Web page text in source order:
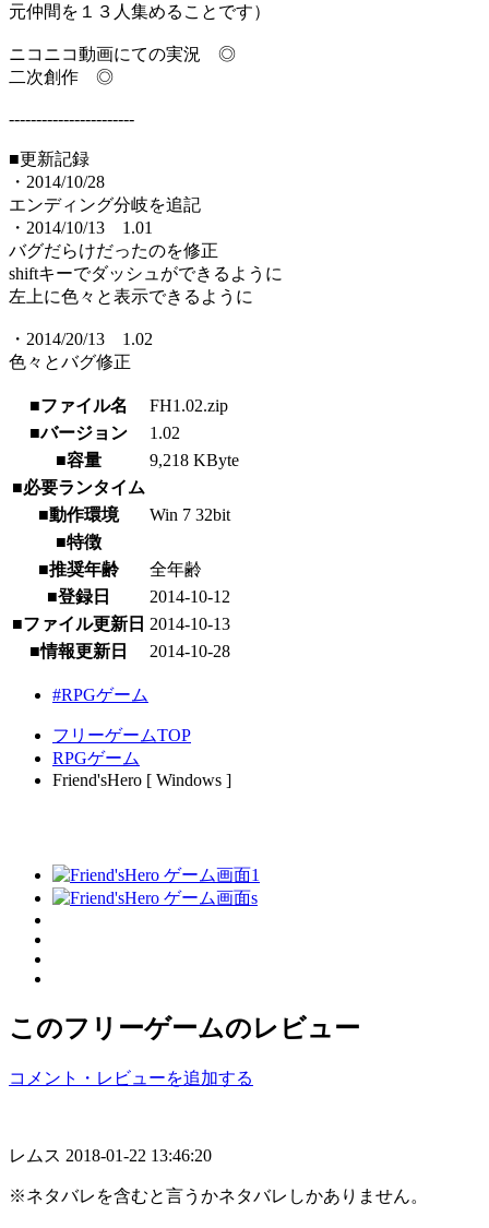
元仲間を１３人集めることです）
ニコニコ動画にての実況 ◎
二次創作 ◎
-----------------------
■更新記録
・2014/10/28
エンディング分岐を追記
・2014/10/13 1.01
バグだらけだったのを修正
shiftキーでダッシュができるように
左上に色々と表示できるように
・2014/20/13 1.02
色々とバグ修正
■ファイル名
FH1.02.zip
■バージョン
1.02
■容量
9,218 KByte
■必要ランタイム
■動作環境
Win 7 32bit
■特徴
■推奨年齢
全年齢
■登録日
2014-10-12
■ファイル更新日 2014-10-13
■情報更新日
2014-10-28
#RPGゲーム
フリーゲームTOP
RPGゲーム
Friend'sHero [ Windows ]
このフリーゲームのレビュー
コメント・レビューを追加する
レムス 2018-01-22 13:46:20
※ネタバレを含むと言うかネタバレしかありません。